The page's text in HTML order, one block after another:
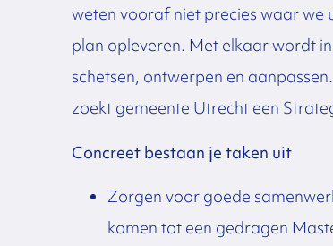
weten vooraf niet precies waar we
plan opleveren. Met elkaar wordt
schetsen, ontwerpen en
zoekt gemeente Utrecht een
Concreet bestaan je taken uit
Zorgen voor goede
komen tot een gedragen